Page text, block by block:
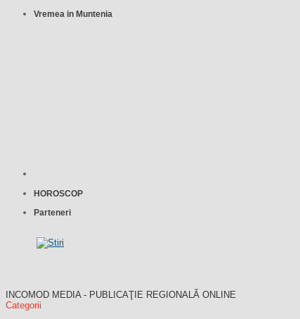
Vremea in Muntenia
HOROSCOP
Parteneri
INCOMOD MEDIA - PUBLICAŢIE REGIONALĂ ONLINE
Categorii